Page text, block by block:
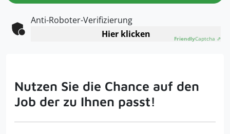
Anti-Roboter-Verifizierung
Hier klicken
FriendlyCaptcha ⇗
Nutzen Sie die Chance auf den
Job der zu Ihnen passt!